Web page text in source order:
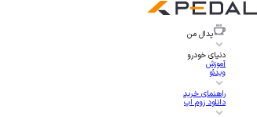
پدال من
دنیای خودرو
آموزش
ویدئو
راهنمای خرید
دانلود زوم اپ